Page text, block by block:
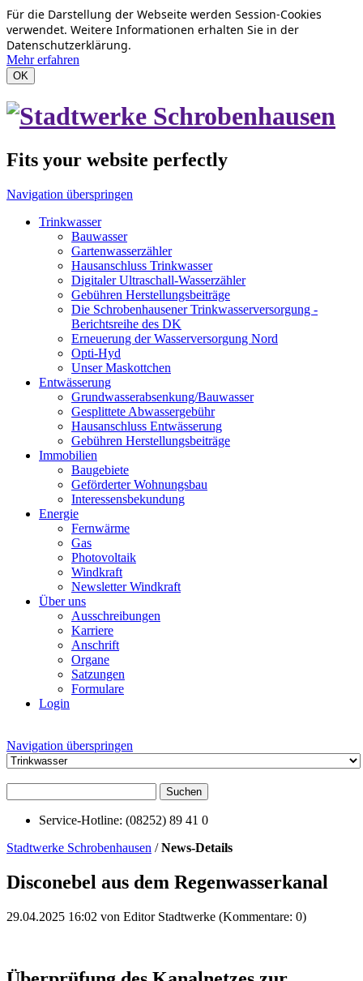
Für die Darstellung der Webseite werden Session-Cookies
verwendet. Weitere Informationen erhalten Sie in der
Datenschutzerklärung.
Mehr erfahren
OK
Fits your website perfectly
Navigation überspringen
Trinkwasser
Bauwasser
Gartenwasserzähler
Hausanschluss Trinkwasser
Digitaler Ultraschall-Wasserzähler
Gebühren Herstellungsbeiträge
Die Schrobenhausener Trinkwasserversorgung -
Berichtsreihe des DK
Erneuerung der Wasserversorgung Nord
Opti-Hyd
Unser Maskottchen
Entwässerung
Grundwasserabsenkung/Bauwasser
Gesplittete Abwassergebühr
Hausanschluss Entwässerung
Gebühren Herstellungsbeiträge
Immobilien
Baugebiete
Geförderter Wohnungsbau
Interessensbekundung
Energie
Fernwärme
Gas
Photovoltaik
Windkraft
Newsletter Windkraft
Über uns
Ausschreibungen
Karriere
Anschrift
Organe
Satzungen
Formulare
Login
Navigation überspringen
Suchen
Service-Hotline: (08252) 89 41 0
Stadtwerke Schrobenhausen /News-Details
Disconebel aus dem Regenwasserkanal
29.04.2025 16:02 von Editor Stadtwerke (Kommentare: 0)